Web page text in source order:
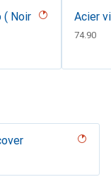
( Noir
Acier
CHF
74.90